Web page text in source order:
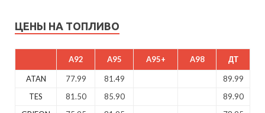
ЦЕНЫ НА ТОПЛИВО
A92 A95 A95+ A98 ДТ
ATAN 77.99 81.49
89.99
TES
81.50 85.90
89.90